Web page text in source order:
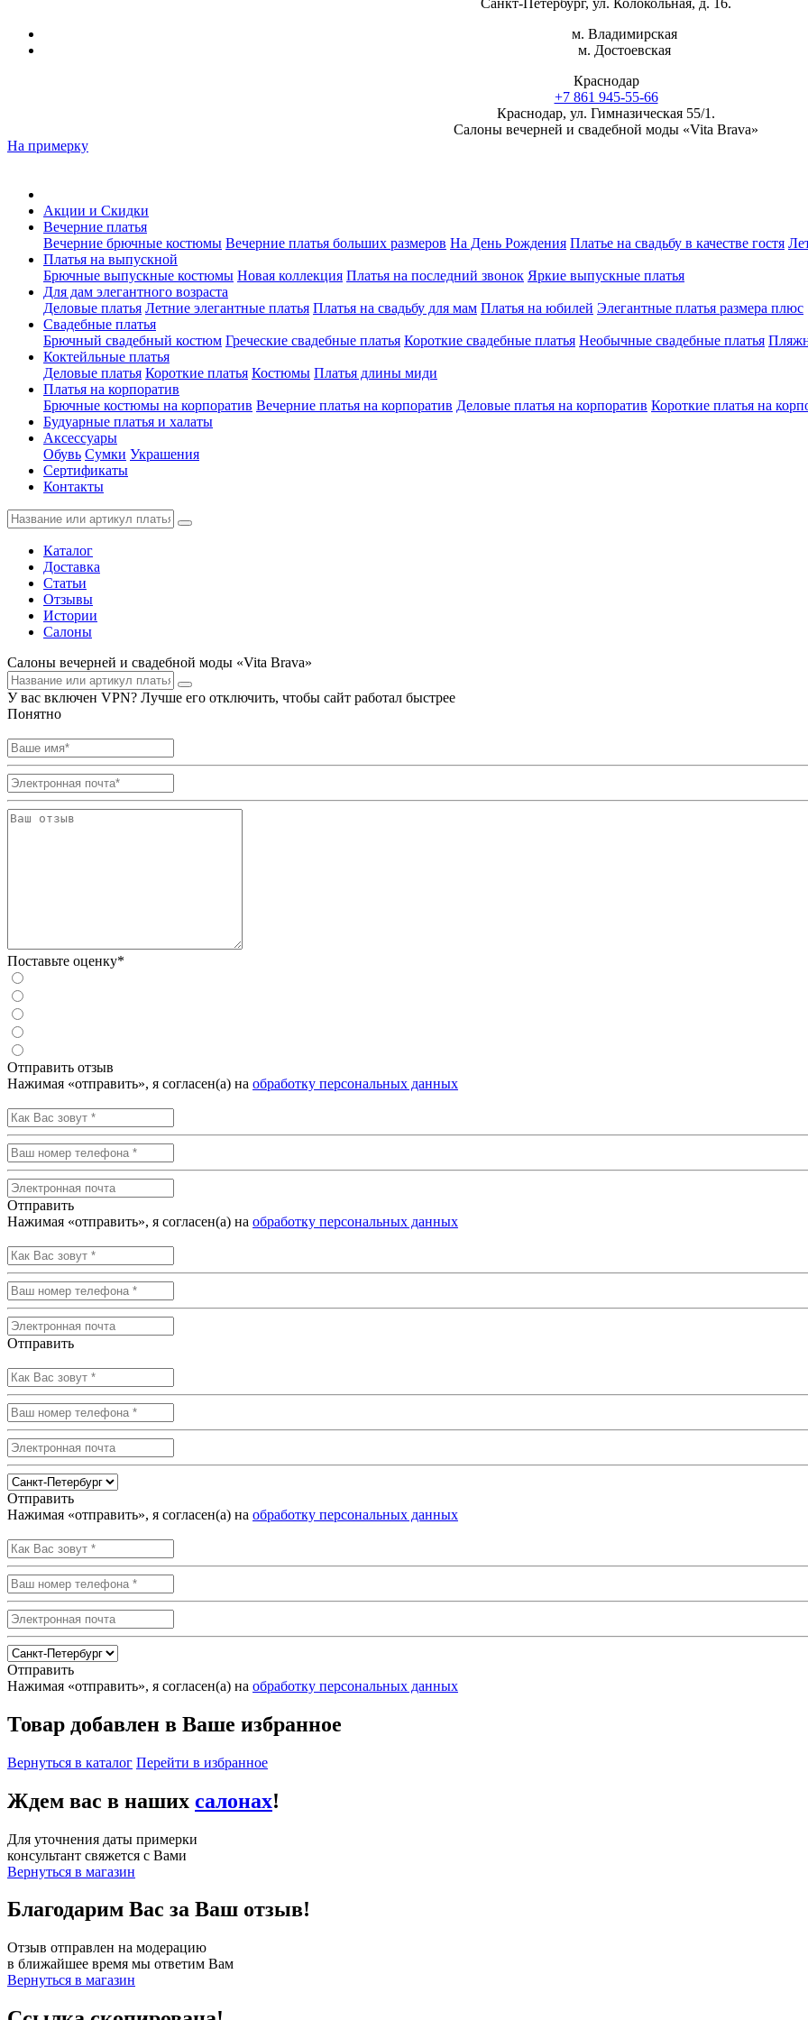
м. Владимирская
м. Достоевская
Краснодар
+7 861 945-55-66
Краснодар, ул. Гимназическая 55/1.
Салоны вечерней и свадебной моды «Vita Brava»
На примерку
Акции и Скидки
Вечерние платья
Вечерние брючные костюмы Вечерние платья больших размеров На День Рождения Платье на свадьбу в качестве гостя
Платья на выпускной
Брючные выпускные костюмы Новая коллекция Платья на последний звонок Яркие выпускные платья
Для дам элегантного возраста
Деловые платья Летние элегантные платья Платья на свадьбу для мам Платья на юбилей Элегантные платья размера плюс
Свадебные платья
Брючный свадебный костюм Греческие свадебные платья Короткие свадебные платья Необычные свадебные платья
Коктейльные платья
Деловые платья Короткие платья Костюмы Платья длины миди
Платья на корпоратив
Брючные костюмы на корпоратив Вечерние платья на корпоратив Деловые платья на корпоратив Короткие платья на
Будуарные платья и халаты
Аксессуары
Обувь Сумки Украшения
Сертификаты
Контакты
Каталог
Доставка
Статьи
Отзывы
Истории
Салоны
Салоны вечерней и свадебной моды «Vita Brava»
У вас включен VPN? Лучше его отключить, чтобы сайт работал быстрее
Понятно
Поставьте оценку*
Отправить отзыв
Нажимая «отправить», я согласен(а) на обработку персональных данных
Отправить
Нажимая «отправить», я согласен(а) на обработку персональных данных
Отправить
Отправить
Нажимая «отправить», я согласен(а) на обработку персональных данных
Отправить
Нажимая «отправить», я согласен(а) на обработку персональных данных
Товар добавлен в Ваше избранное
Вернуться в каталог Перейти в избранное
Ждем вас в наших салонах!
Для уточнения даты примерки
консультант свяжется с Вами
Вернуться в магазин
Благодарим Вас за Ваш отзыв!
Отзыв отправлен на модерацию
в ближайшее время мы ответим Вам
Вернуться в магазин